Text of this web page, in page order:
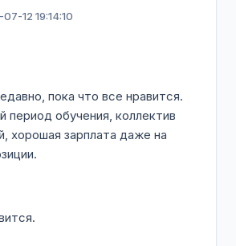
12 19:14:10
пока что все нравится.
период обучения, коллектив
хорошая зарплата даже на